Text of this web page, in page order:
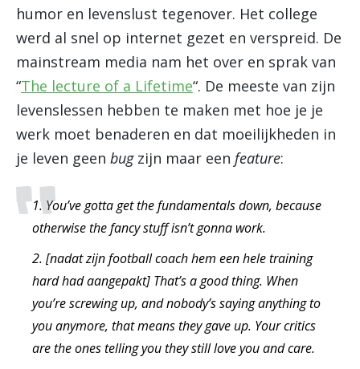
humor en levenslust tegenover. Het college
werd al snel op internet gezet en verspreid. De
mainstream media nam het over en sprak van
“The lecture of a Lifetime“. De meeste van zijn
levenslessen hebben te maken met hoe je je
werk moet benaderen en dat moeilijkheden in
je leven geen bugzijn maar een feature:
1. You’ve gotta get the fundamentals down, because
otherwise the fancy stuff isn’t gonna work.
2. [nadat zijn football coach hem een hele training
hard had aangepakt] That’s a good thing. When
you’re screwing up, and nobody’s saying anything to
you anymore, that means they gave up. Your critics
are the ones telling you they still love you and care.